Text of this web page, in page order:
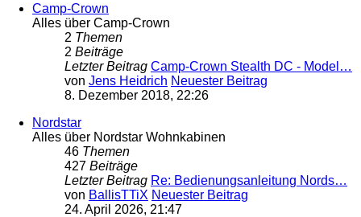
Camp-Crown
Alles über Camp-Crown
2 Themen
2 Beiträge
Letzter Beitrag Camp-Crown Stealth DC - Model…
von Jens Heidrich Neuester Beitrag
8. Dezember 2018, 22:26
Nordstar
Alles über Nordstar Wohnkabinen
46 Themen
427 Beiträge
Letzter Beitrag Re: Bedienungsanleitung Nords…
von BallisTTiX Neuester Beitrag
24. April 2026, 21:47